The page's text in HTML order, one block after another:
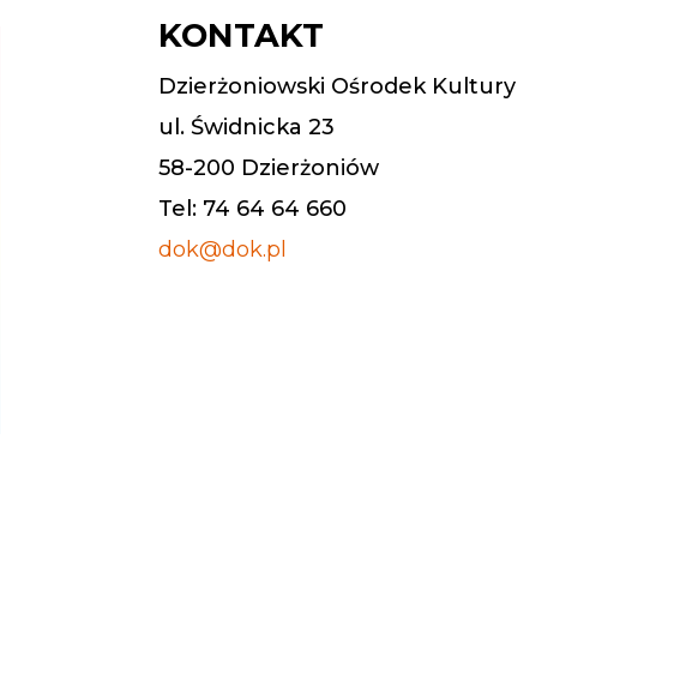
KONTAKT
Dzierżoniowski Ośrodek Kultury
ul. Świdnicka 23
58-200 Dzierżoniów
Tel: 74 64 64 660
dok@dok.pl